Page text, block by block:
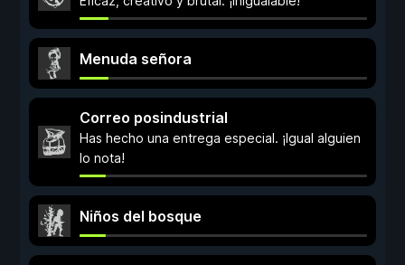
Menuda señora
Correo posindustrial
Has hecho una entrega especial. ¡Igual alguien
lo nota!
Niños del bosque